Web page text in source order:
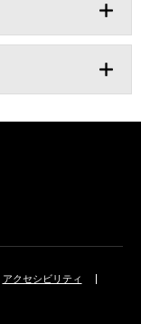
アクセシビリティ